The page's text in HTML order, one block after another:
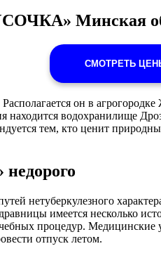
Минская
СМОТРЕТЬ
он в
находится водохранилище
тем, кто ценит
нетуберкулезного
имеется несколько
процедур.
отпуск летом.